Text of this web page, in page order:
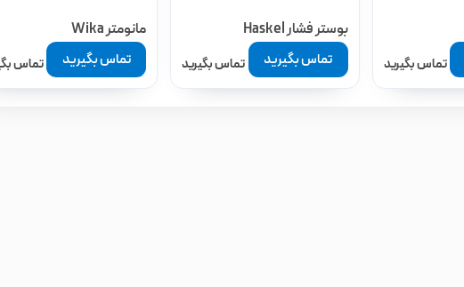
تماس بگیرید
بوستر فشار Haskel
تماس بگیرید تماس بگیرید
مانومتر Wika
تماس تماس بگیرید